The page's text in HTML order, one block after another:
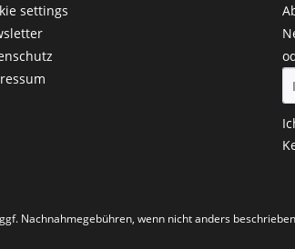
settings
Nachnahmegebühren, wenn nicht anders beschrieben